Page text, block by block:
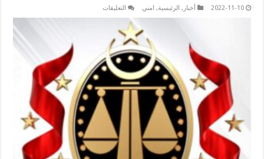
2022-11-10 أخبار , الرئيسية, امني التعليقات
لدى
رواندا
احتياطا
بتهم
فساد
واختلاس
مغلقة